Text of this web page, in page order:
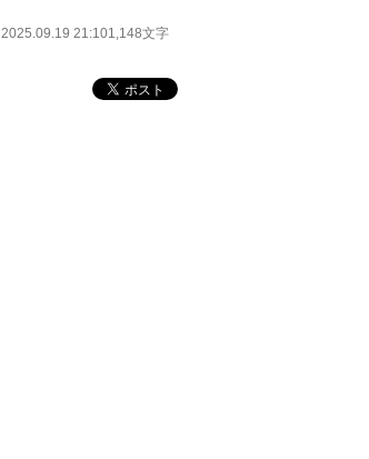
2025.09.19 21:101,148文字